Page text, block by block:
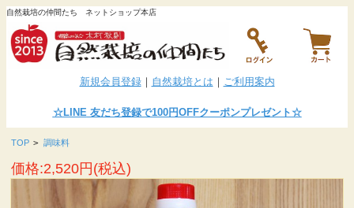
自然栽培の仲間たち ネットショップ本店
新規会員登録｜ 自然栽培とは ｜ ご利用案内
☆LINE友だち登録で100円OFFクーポンプレゼント☆
TOP > 調味料
価格:2,520円(税込)